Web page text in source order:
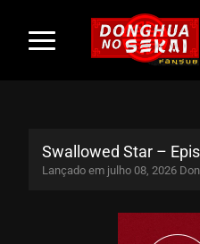
Swallowed Star –
Lançado em julho 08, 2026